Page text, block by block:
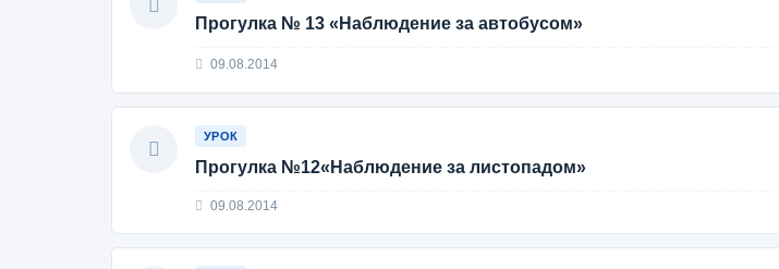
Прогулка № 13 «Наблюдение за автобусом»
09.08.2014
УРОК
Прогулка №12«Наблюдение за листопадом»
09.08.2014